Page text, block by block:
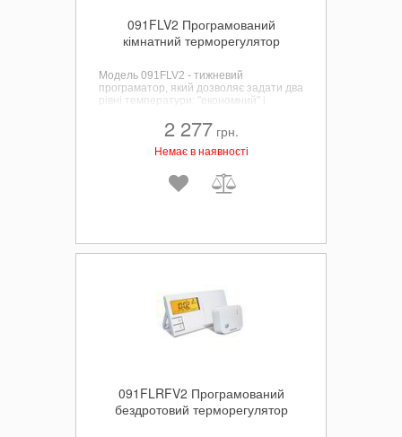
091FLV2 Програмований
кімнатний терморегулятор
Модель 091FLV2 - тижневий
програматор, який дозволяє задати два
рівні температури: "економний" і
° C з кроком 0,2 ° C.
2 277 грн.
Немає в наявності
091FLRFV2 Програмований
бездротовий терморегулятор